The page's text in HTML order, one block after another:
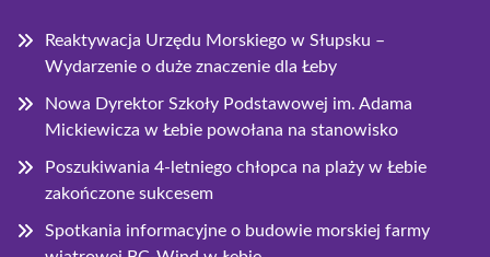
Reaktywacja Urzędu Morskiego w Słupsku –
Wydarzenie o duże znaczenie dla Łeby
Nowa Dyrektor Szkoły Podstawowej im. Adama
Mickiewicza w Łebie powołana na stanowisko
Poszukiwania 4-letniego chłopca na plaży w Łebie
zakończone sukcesem
Spotkania informacyjne o budowie morskiej farmy